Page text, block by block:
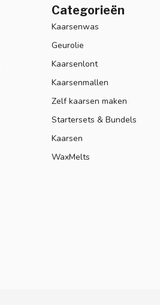
Categorieën
Kaarsenwas
Geurolie
Kaarsenlont
Kaarsenmallen
Zelf kaarsen maken
Startersets & Bundels
Kaarsen
WaxMelts